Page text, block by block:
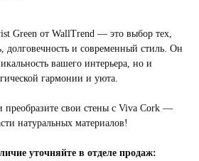
Green от WallTrend — это выбор тех,
долговечность и современный стиль. Он
вашего интерьера, но и
гармонии и уюта.
преобразите свои стены с Viva Cork —
натуральных материалов!
уточняйте в отделе продаж: